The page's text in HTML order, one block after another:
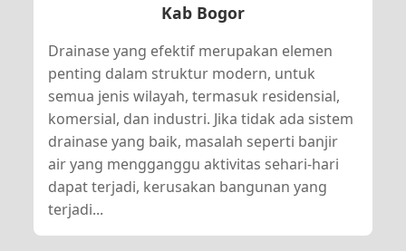
Kab Bogor
Drainase yang efektif merupakan elemen
penting dalam struktur modern, untuk
semua jenis wilayah, termasuk residensial,
komersial, dan industri. Jika tidak ada sistem
drainase yang baik, masalah seperti banjir
air yang mengganggu aktivitas sehari-hari
dapat terjadi, kerusakan bangunan yang
terjadi...